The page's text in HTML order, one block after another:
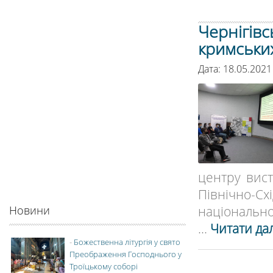
Дата:
центру
Північно-
... Читати
Новини
- Божественна літургія у свято
Преображення Господнього у
Троїцькому соборі